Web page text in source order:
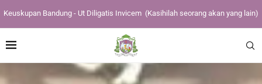
Keuskupan Bandung - Ut Diligatis Invicem (Kasihilah seorang akan yang lain)